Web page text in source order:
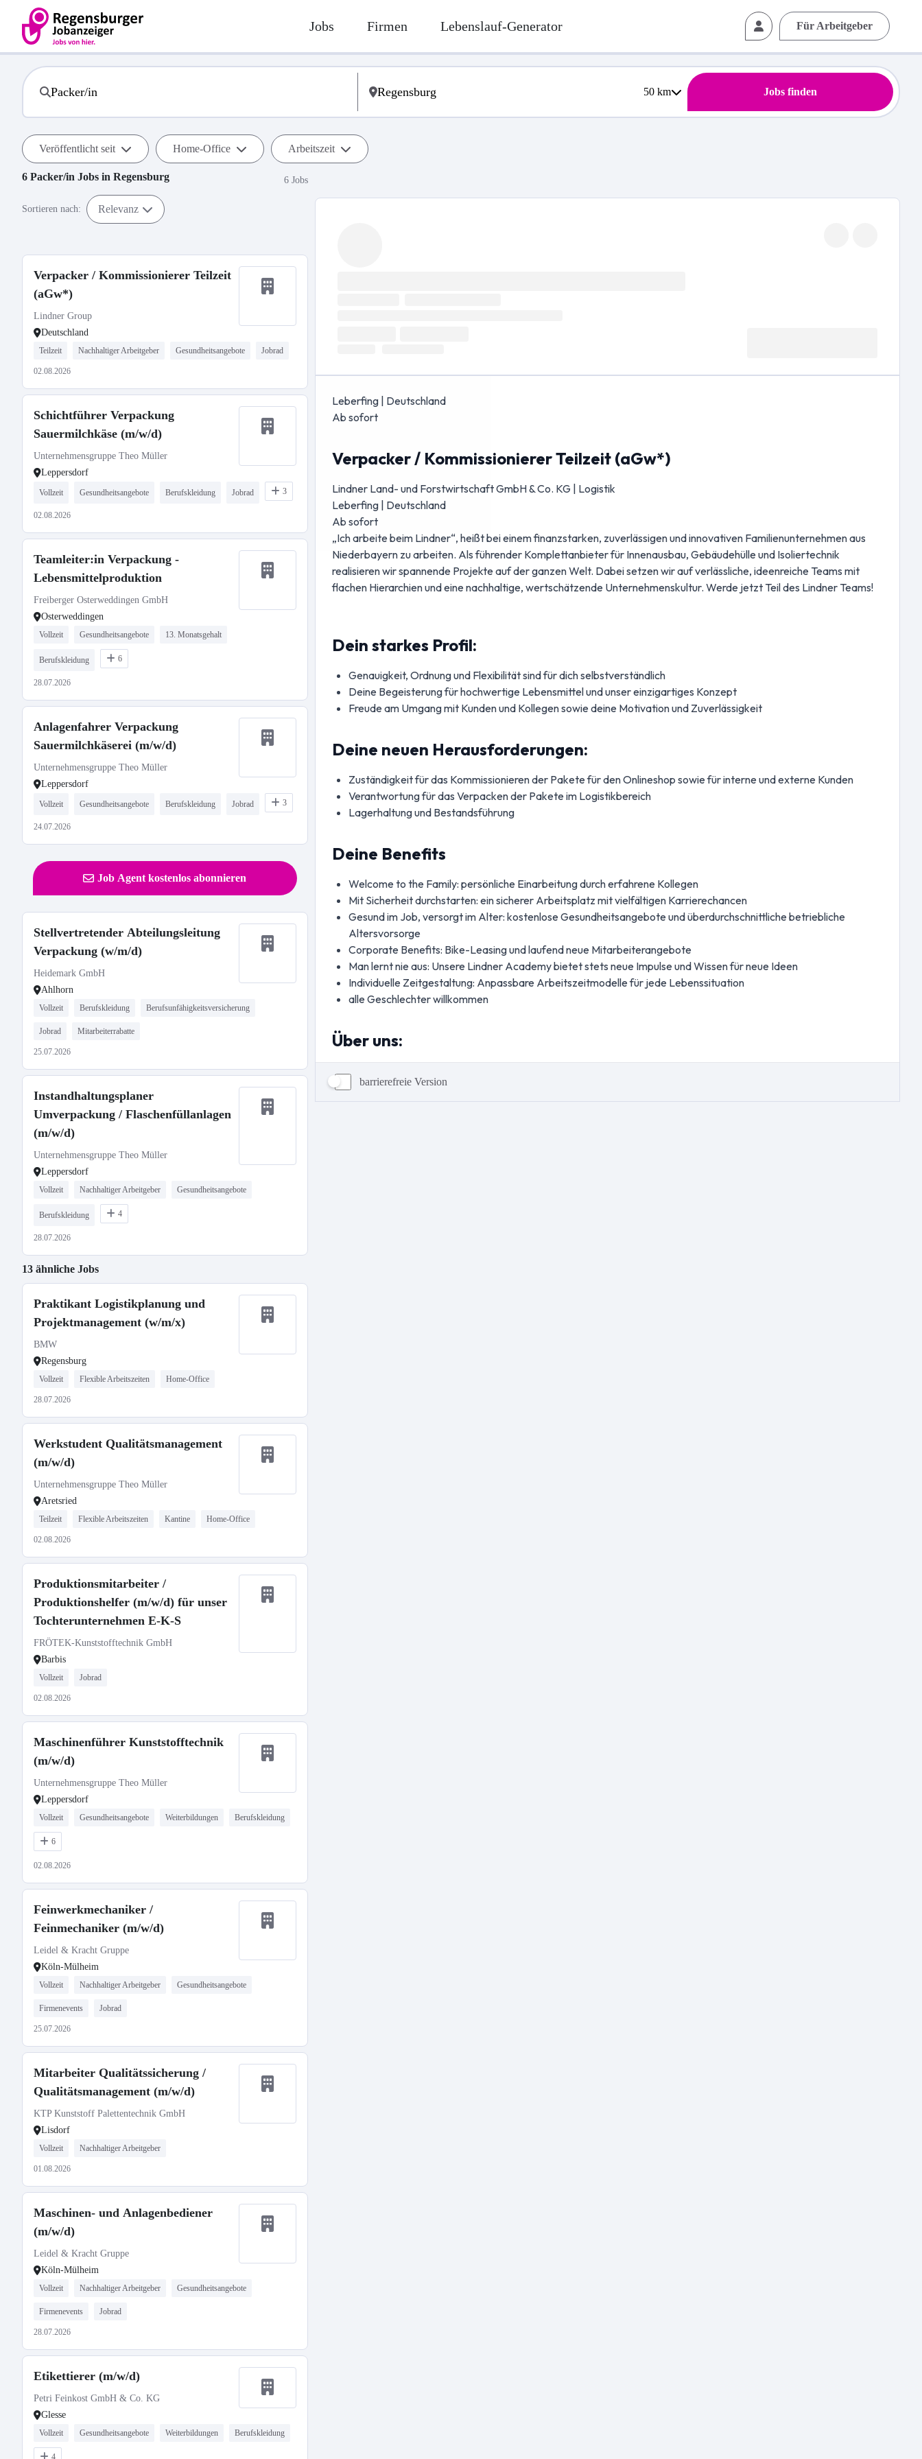
Jobs Firmen Lebenslauf-Generator Für Arbeitgeber
50km Jobs finden
Veröffentlicht seit Home-Office Arbeitszeit
6 Packer/in Jobs in Regensburg 6 Jobs
Sortieren nach: Relevanz
Verpacker / Kommissionierer Teilzeit
(aGw*)
Lindner Group
Deutschland
Teilzeit Nachhaltiger Arbeitgeber Gesundheitsangebote Jobrad
02.08.2026
Schichtführer Verpackung
Sauermilchkäse (m/w/d)
Unternehmensgruppe Theo Müller
Leppersdorf
Vollzeit Gesundheitsangebote Berufskleidung Jobrad 3
02.08.2026
Teamleiter:in Verpackung -
Lebensmittelproduktion
Freiberger Osterweddingen GmbH
Osterweddingen
Vollzeit Gesundheitsangebote 13. Monatsgehalt
Berufskleidung 6
28.07.2026
Anlagenfahrer Verpackung
Sauermilchkäserei (m/w/d)
Unternehmensgruppe Theo Müller
Leppersdorf
Vollzeit Gesundheitsangebote Berufskleidung Jobrad 3
24.07.2026
Job Agent kostenlos abonnieren
Stellvertretender Abteilungsleitung
Verpackung (w/m/d)
Heidemark GmbH
Ahlhorn
Vollzeit Berufskleidung Berufsunfähigkeitsversicherung
Jobrad Mitarbeiterrabatte
25.07.2026
Instandhaltungsplaner
Umverpackung / Flaschenfüllanlagen
(m/w/d)
Unternehmensgruppe Theo Müller
Leppersdorf
Vollzeit Nachhaltiger Arbeitgeber Gesundheitsangebote
Berufskleidung 4
28.07.2026
13 ähnliche Jobs
Praktikant Logistikplanung und
Projektmanagement (w/m/x)
BMW
Regensburg
Vollzeit Flexible Arbeitszeiten Home-Office
28.07.2026
Werkstudent Qualitätsmanagement
(m/w/d)
Unternehmensgruppe Theo Müller
Aretsried
Teilzeit Flexible Arbeitszeiten Kantine Home-Office
02.08.2026
Produktionsmitarbeiter /
Produktionshelfer (m/w/d) für unser
Tochterunternehmen E-K-S
FRÖTEK-Kunststofftechnik GmbH
Barbis
Vollzeit Jobrad
02.08.2026
Maschinenführer Kunststofftechnik
(m/w/d)
Unternehmensgruppe Theo Müller
Leppersdorf
Vollzeit Gesundheitsangebote Weiterbildungen Berufskleidung
6
02.08.2026
Feinwerkmechaniker /
Feinmechaniker (m/w/d)
Leidel & Kracht Gruppe
Köln-Mülheim
Vollzeit Nachhaltiger Arbeitgeber Gesundheitsangebote
Firmenevents Jobrad
25.07.2026
Mitarbeiter Qualitätssicherung /
Qualitätsmanagement (m/w/d)
KTP Kunststoff Palettentechnik GmbH
Lisdorf
Vollzeit Nachhaltiger Arbeitgeber
01.08.2026
Maschinen- und Anlagenbediener
(m/w/d)
Leidel & Kracht Gruppe
Köln-Mülheim
Vollzeit Nachhaltiger Arbeitgeber Gesundheitsangebote
Firmenevents Jobrad
28.07.2026
Etikettierer (m/w/d)
Petri Feinkost GmbH & Co. KG
Glesse
Vollzeit Gesundheitsangebote Weiterbildungen Berufskleidung
4
barrierefreie Version